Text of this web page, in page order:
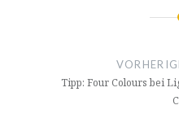
Navigation
Tipp: Four Colours bei